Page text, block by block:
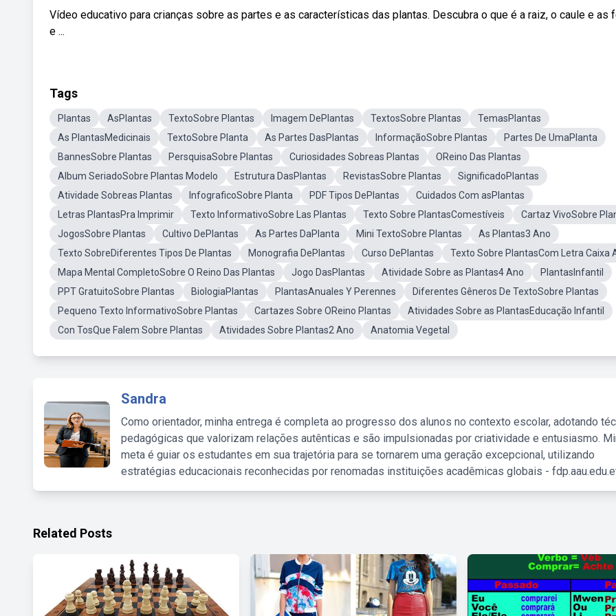
Vídeo educativo para crianças sobre as partes e as características das plantas. Descubra o que é a raiz, o caule e as
e ...
Tags
Plantas AsPlantas TextoSobre Plantas Imagem DePlantas TextosSobre Plantas
TemasPlantas
As PlantasMedicinais
TextoSobre Planta As Partes DasPlantas InformaçãoSobre Plantas
Partes De UmaPlanta
BannesSobre Plantas
PersquisaSobre Plantas Curiosidades Sobreas Plantas
OReino Das Plantas
Album SeriadoSobre Plantas Modelo
Estrutura DasPlantas RevistasSobre Plantas
SignificadoPlantas
Atividade Sobreas Plantas
InfograficoSobre Planta PDF Tipos DePlantas
Cuidados Com asPlantas
Letras PlantasPra Imprimir
Texto InformativoSobre Las Plantas Texto Sobre PlantasComestíveis
Cartaz VivoSobre
JogosSobre Plantas
Cultivo DePlantas As Partes DaPlanta Mini TextoSobre Plantas
As Plantas3 Ano
Texto SobreDiferentes Tipos De Plantas
Monografia DePlantas Curso DePlantas
Texto Sobre PlantasCom Letra Caixa
Mapa Mental CompletoSobre O Reino Das Plantas
Jogo DasPlantas Atividade Sobre as Plantas4 Ano
PlantasInfantil
PPT GratuitoSobre Plantas
BiologiaPlantas PlantasAnuales Y Perennes
Diferentes Gêneros De TextoSobre Plantas
Pequeno Texto InformativoSobre Plantas
Cartazes Sobre OReino Plantas
Atividades Sobre as PlantasEducação Infantil
Con TosQue Falem Sobre Plantas
Atividades Sobre Plantas2 Ano Anatomia Vegetal
Sandra
Como orientador, minha entrega é completa ao progresso dos alunos no contexto escolar, adotando
pedagógicas que valorizam relações autênticas e são impulsionadas por criatividade e entusiasmo.
meta é guiar os estudantes em sua trajetória para se tornarem uma geração excepcional, utilizando
estratégias educacionais reconhecidas por renomadas instituições acadêmicas globais -
Related Posts